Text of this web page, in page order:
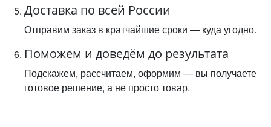
Доставка по всей России
Отправим заказ в кратчайшие сроки — куда угодно.
Поможем и доведём до результата
Подскажем, рассчитаем, оформим — вы получаете
готовое решение, а не просто товар.